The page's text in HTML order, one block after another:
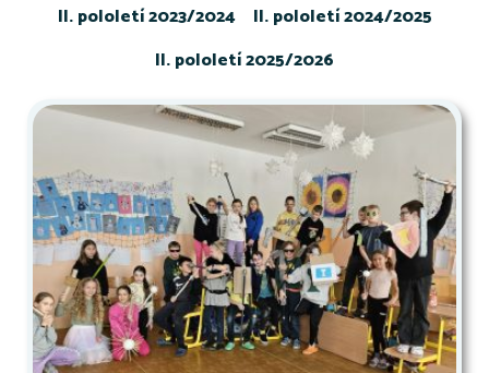
II. pololetí 2023/2024
II. pololetí 2024/2025
II. pololetí 2025/2026